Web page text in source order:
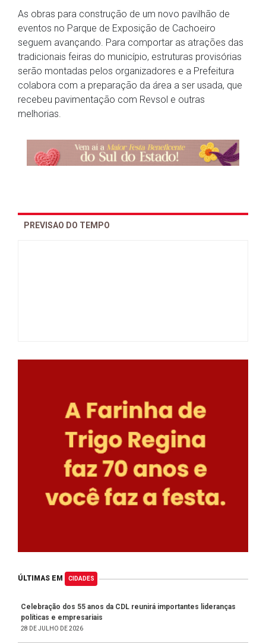
As obras para construção de um novo pavilhão de
eventos no Parque de Exposição de Cachoeiro
seguem avançando. Para comportar as atrações das
tradicionais feiras do município, estruturas provisórias
serão montadas pelos organizadores e a Prefeitura
colabora com a preparação da área a ser usada, que
recebeu pavimentação com Revsol e outras
melhorias.
PREVISAO DO TEMPO
ÚLTIMAS EM CIDADES
Celebração dos 55 anos da CDL reunirá importantes lideranças
políticas e empresariais
28 DE JULHO DE 2026